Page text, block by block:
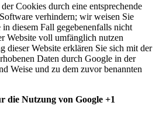
Cookies durch eine entsprechende
verhindern; wir weisen Sie
diesem Fall gegebenenfalls nicht
Website voll umfänglich nutzen
dieser Website erklären Sie sich mit der
Daten durch Google in der
Weise und zu dem zuvor benannten
die Nutzung von Google +1